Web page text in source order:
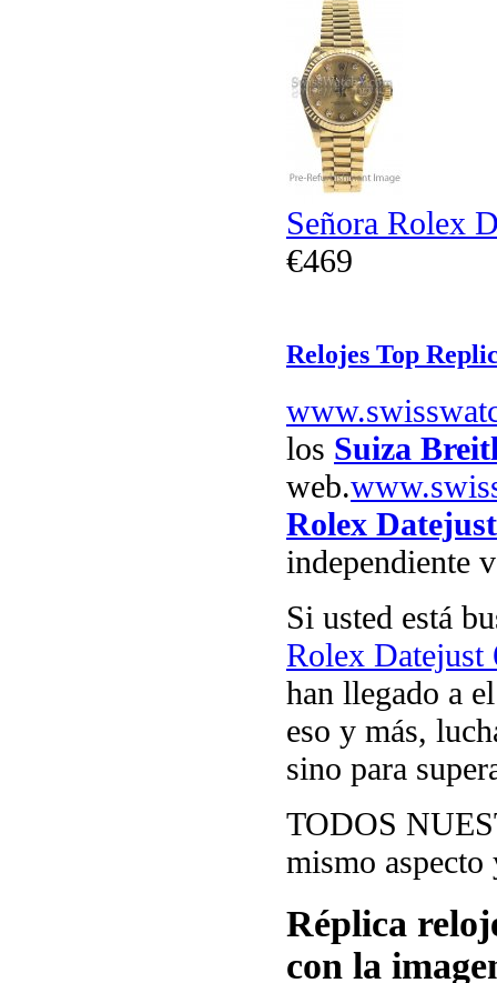
Señora Rolex
€469
Relojes Top
los Suiza
web.
Rolex
independiente
Si usted está
Rolex Datejust
han llegado a
eso y más,
sino para
TODOS
mismo
Réplica
con la